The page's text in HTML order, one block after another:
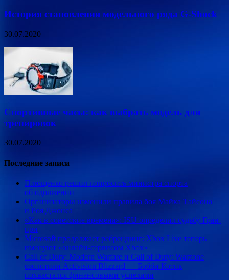
История становления модельного ряда G-Shock
30.07.2020
Спортивные часы: как выбрать модель для
тренировок
30.07.2020
Последние записи
Плющенко решил попросить министра спорта
об одолжении
Организаторы изменили правила боя Майка Тайсона
и Роя Джонса
«Как в советские времена»: ISU определил судьбу Гран-
при
Microsoft продолжает ребрендинг: Xbox Live теперь
именуют «онлайн-сервисом Xbox»
Call of Duty: Modern Warfare и Call of Duty: Warzone
озолотили Activision Blizzard — Бобби Котик
похвастался финансовыми успехами